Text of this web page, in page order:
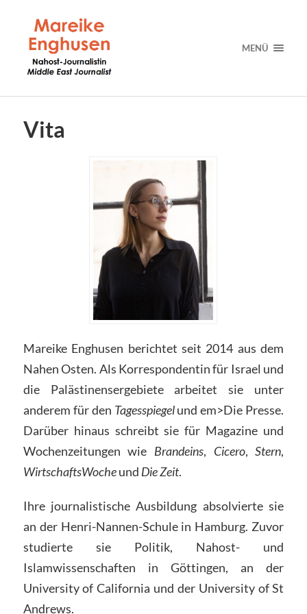
MENÜ
Vita
Mareike Enghusen berichtet seit 2014 aus dem
Nahen Osten. Als Korrespondentin für Israel und
die Palästinensergebiete arbeitet sie unter
anderem für den Tagesspiegelund em>Die Presse.
Darüber hinaus schreibt sie für Magazine und
Wochenzeitungen wie Brandeins, Cicero,Stern,
WirtschaftsWocheund Die Zeit.
Ihre journalistische Ausbildung absolvierte sie
an der Henri-Nannen-Schule in Hamburg. Zuvor
studierte sie Politik, Nahost- und
Islamwissenschaften in Göttingen, an der
University of California und der University of St
Andrews.